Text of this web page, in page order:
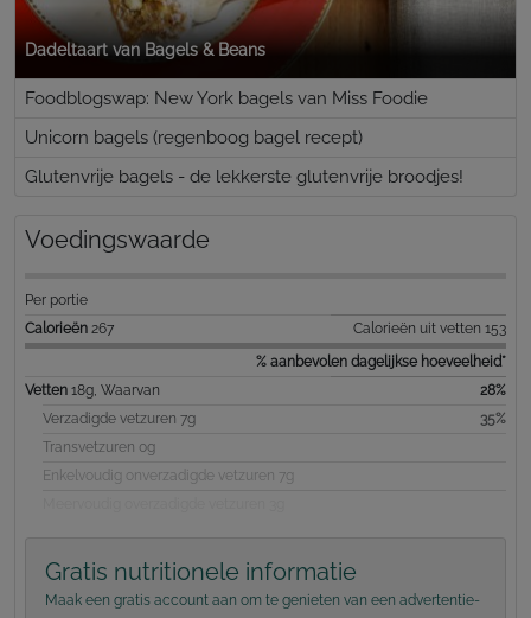
Dadeltaart van Bagels & Beans
Foodblogswap: New York bagels van Miss Foodie
Unicorn bagels (regenboog bagel recept)
Glutenvrije bagels - de lekkerste glutenvrije broodjes!
Voedingswaarde
Per portie
Calorieën 267
Calorieën uit vetten 153
% aanbevolen dagelijkse hoeveelheid*
Vetten 18g, Waarvan
28%
Verzadigde vetzuren 7g
35%
Transvetzuren 0g
Enkelvoudig onverzadigde vetzuren 7g
Gratis nutritionele informatie
Maak een gratis account aan om te genieten van een advertentie-